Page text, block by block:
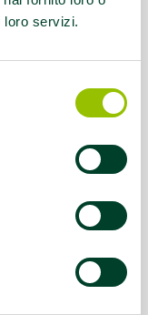
loro servizi.